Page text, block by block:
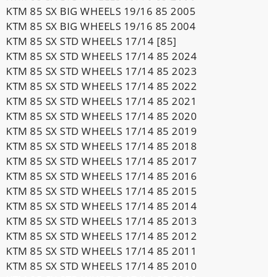
KTM 85 SX BIG WHEELS 19/16 85 2005
KTM 85 SX BIG WHEELS 19/16 85 2004
KTM 85 SX STD WHEELS 17/14 [85]
KTM 85 SX STD WHEELS 17/14 85 2024
KTM 85 SX STD WHEELS 17/14 85 2023
KTM 85 SX STD WHEELS 17/14 85 2022
KTM 85 SX STD WHEELS 17/14 85 2021
KTM 85 SX STD WHEELS 17/14 85 2020
KTM 85 SX STD WHEELS 17/14 85 2019
KTM 85 SX STD WHEELS 17/14 85 2018
KTM 85 SX STD WHEELS 17/14 85 2017
KTM 85 SX STD WHEELS 17/14 85 2016
KTM 85 SX STD WHEELS 17/14 85 2015
KTM 85 SX STD WHEELS 17/14 85 2014
KTM 85 SX STD WHEELS 17/14 85 2013
KTM 85 SX STD WHEELS 17/14 85 2012
KTM 85 SX STD WHEELS 17/14 85 2011
KTM 85 SX STD WHEELS 17/14 85 2010